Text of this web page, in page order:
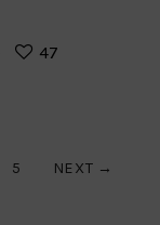
47
5 NEXT →